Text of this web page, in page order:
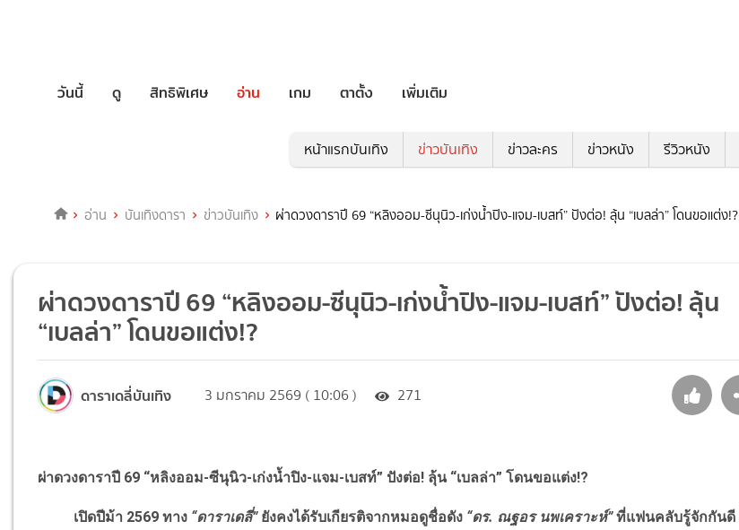
วันนี้ ดู สิทธิพิเศษ อ่าน เกม ตาตั้ง เพิ่มเติม
หน้าแรกบันเทิง ข่าวบันเทิง ข่าวละคร ข่าวหนัง รีวิวหนัง
อ่าน บันเทิงดารา ข่าวบันเทิง ผ่าดวงดาราปี 69 “หลิงออม-ซีนุนิว-เก่งน้ำปิง-แจม-เบสท์” ปังต่อ! ลุ้น “เบลล่า” โดนขอแต่ง!?
ผ่าดวงดาราปี 69 “หลิงออม-ซีนุนิว-เก่งน้ำปิง-แจม-เบสท์” ปังต่อ! ลุ้น
“เบลล่า” โดนขอแต่ง!?
ดาราเดลี่บันเทิง 3 มกราคม 2569 ( 10:06 ) 271
ผ่าดวงดาราปี 69 “หลิงออม-ซีนุนิว-เก่งน้ำปิง-แจม-เบสท์” ปังต่อ! ลุ้น “เบลล่า” โดนขอแต่ง!?
เปิดปีม้า 2569 ทาง “ดาราเดลี่”ยังคงได้รับเกียรติจากหมอดูชื่อดัง “ดร. ณฐอร นพเคราะห์”ที่แฟนคลับรู้จักกันดี